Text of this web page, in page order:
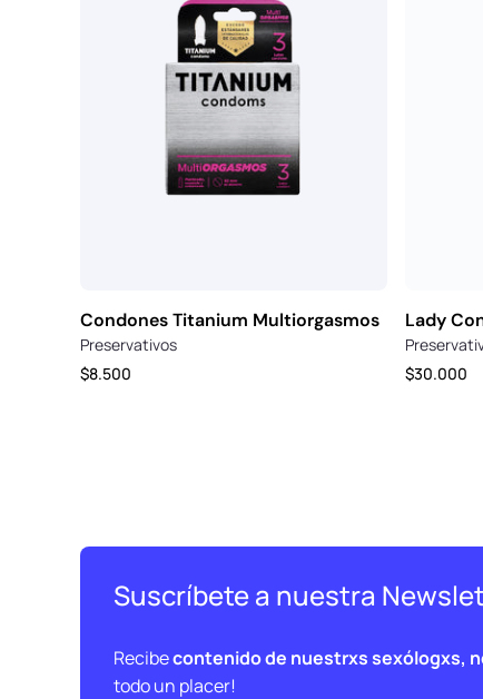
Condones Titanium Multiorgasmos
Proveedor:
Preservativos
Precio
$8.500
Lady
Proveedor:
Precio
$30.000
Suscríbete a nuestra
Recibecontenido de nuestrxs sexólogxs,
todo un placer!